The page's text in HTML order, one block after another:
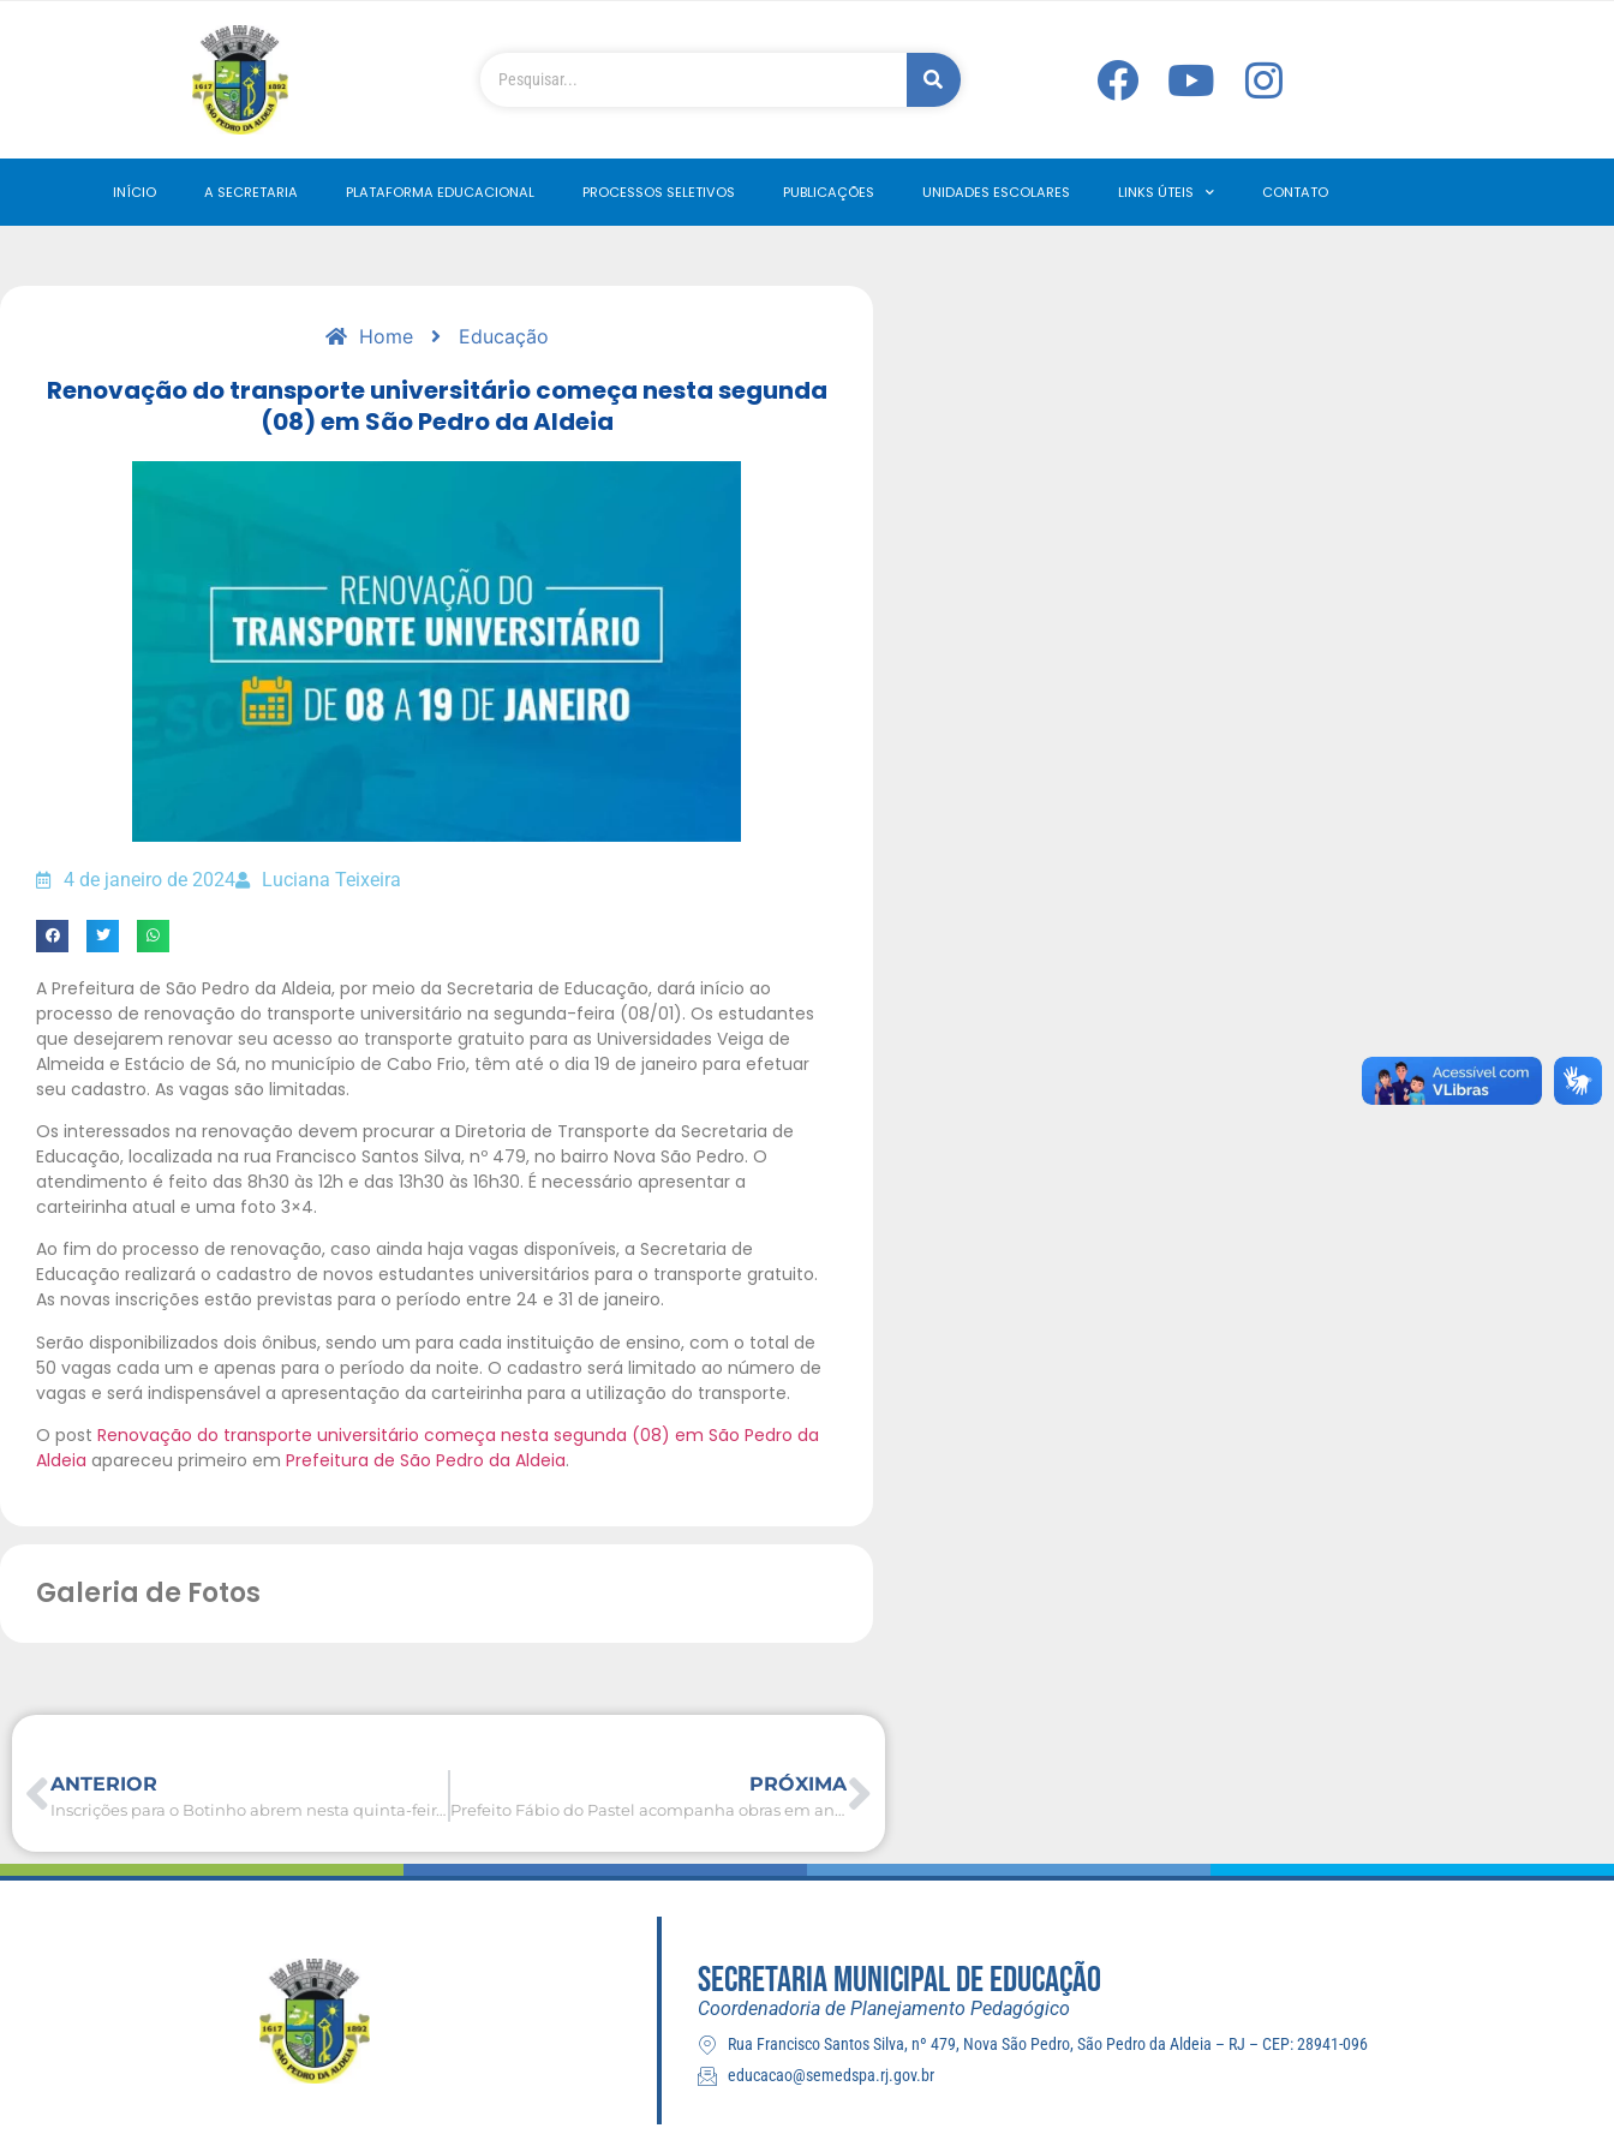
INÍCIO A SECRETARIA PLATAFORMA EDUCACIONAL PROCESSOS SELETIVOS PUBLICAÇÕES UNIDADES ESCOLARES LINKS ÚTEIS CONTATO
Home Educação
Renovação do transporte universitário começa nesta segunda
(08) em São Pedro da Aldeia
4 de janeiro de 2024 Luciana Teixeira
A Prefeitura de São Pedro da Aldeia, por meio da Secretaria de Educação, dará início ao
processo de renovação do transporte universitário na segunda-feira (08/01). Os estudantes
que desejarem renovar seu acesso ao transporte gratuito para as Universidades Veiga de
Almeida e Estácio de Sá, no município de Cabo Frio, têm até o dia 19 de janeiro para efetuar
seu cadastro. As vagas são limitadas.
Os interessados na renovação devem procurar a Diretoria de Transporte da Secretaria de
Educação, localizada na rua Francisco Santos Silva, nº 479, no bairro Nova São Pedro. O
atendimento é feito das 8h30 às 12h e das 13h30 às 16h30. É necessário apresentar a
carteirinha atual e uma foto 3×4.
Ao fim do processo de renovação, caso ainda haja vagas disponíveis, a Secretaria de
Educação realizará o cadastro de novos estudantes universitários para o transporte gratuito.
As novas inscrições estão previstas para o período entre 24 e 31 de janeiro.
Serão disponibilizados dois ônibus, sendo um para cada instituição de ensino, com o total de
50 vagas cada um e apenas para o período da noite. O cadastro será limitado ao número de
vagas e será indispensável a apresentação da carteirinha para a utilização do transporte.
O post Renovação do transporte universitário começa nesta segunda (08) em São Pedro da
Aldeia apareceu primeiro em Prefeitura de São Pedro da Aldeia.
Galeria de Fotos
ANTERIOR
Inscrições para o Botinho abrem nesta quinta-feira (04)
PRÓXIMA
Prefeito Fábio do Pastel acompanha obras em andamento na cidade
SECRETARIA MUNICIPAL DE EDUCAÇÃO
Coordenadoria de Planejamento Pedagógico
Rua Francisco Santos Silva, nº 479, Nova São Pedro, São Pedro da Aldeia – RJ – CEP: 28941-096
educacao@semedspa.rj.gov.br